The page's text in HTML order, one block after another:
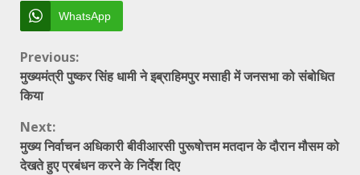
WhatsApp
Continue
Reading
Previous:
मुख्यमंत्री पुष्कर सिंह धामी ने इब्राहिमपुर मसाही में जनसभा को संबोधित
किया
Next:
मुख्य निर्वाचन अधिकारी बीवीआरसी पुरूषोत्तम मतदान के दौरान मौसम को
देखते हुए प्रबंधन करने के निर्देश दिए